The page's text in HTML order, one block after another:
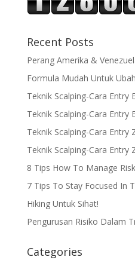
Recent Posts
Perang Amerika &
Formula Mudah Untuk
Teknik Scalping-Cara Entry
Teknik Scalping-Cara Entry
Teknik Scalping-Cara Entry
Teknik Scalping-Cara Entry
8 Tips How To Manage
7 Tips To Stay Focused In
Hiking Untuk Sihat!
Pengurusan Risiko Dalam
Categories